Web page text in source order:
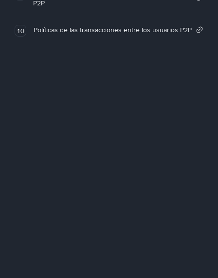
P2P
10 Políticas de las transacciones entre los usuarios P2P